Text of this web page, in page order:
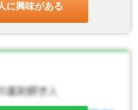
に興味がある